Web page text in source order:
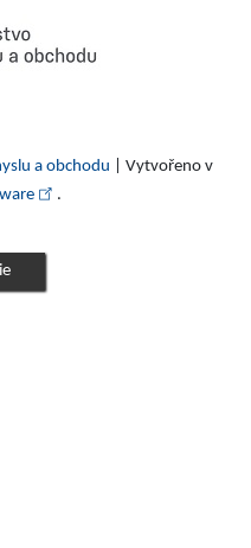
a obchodu | Vytvořeno v
.